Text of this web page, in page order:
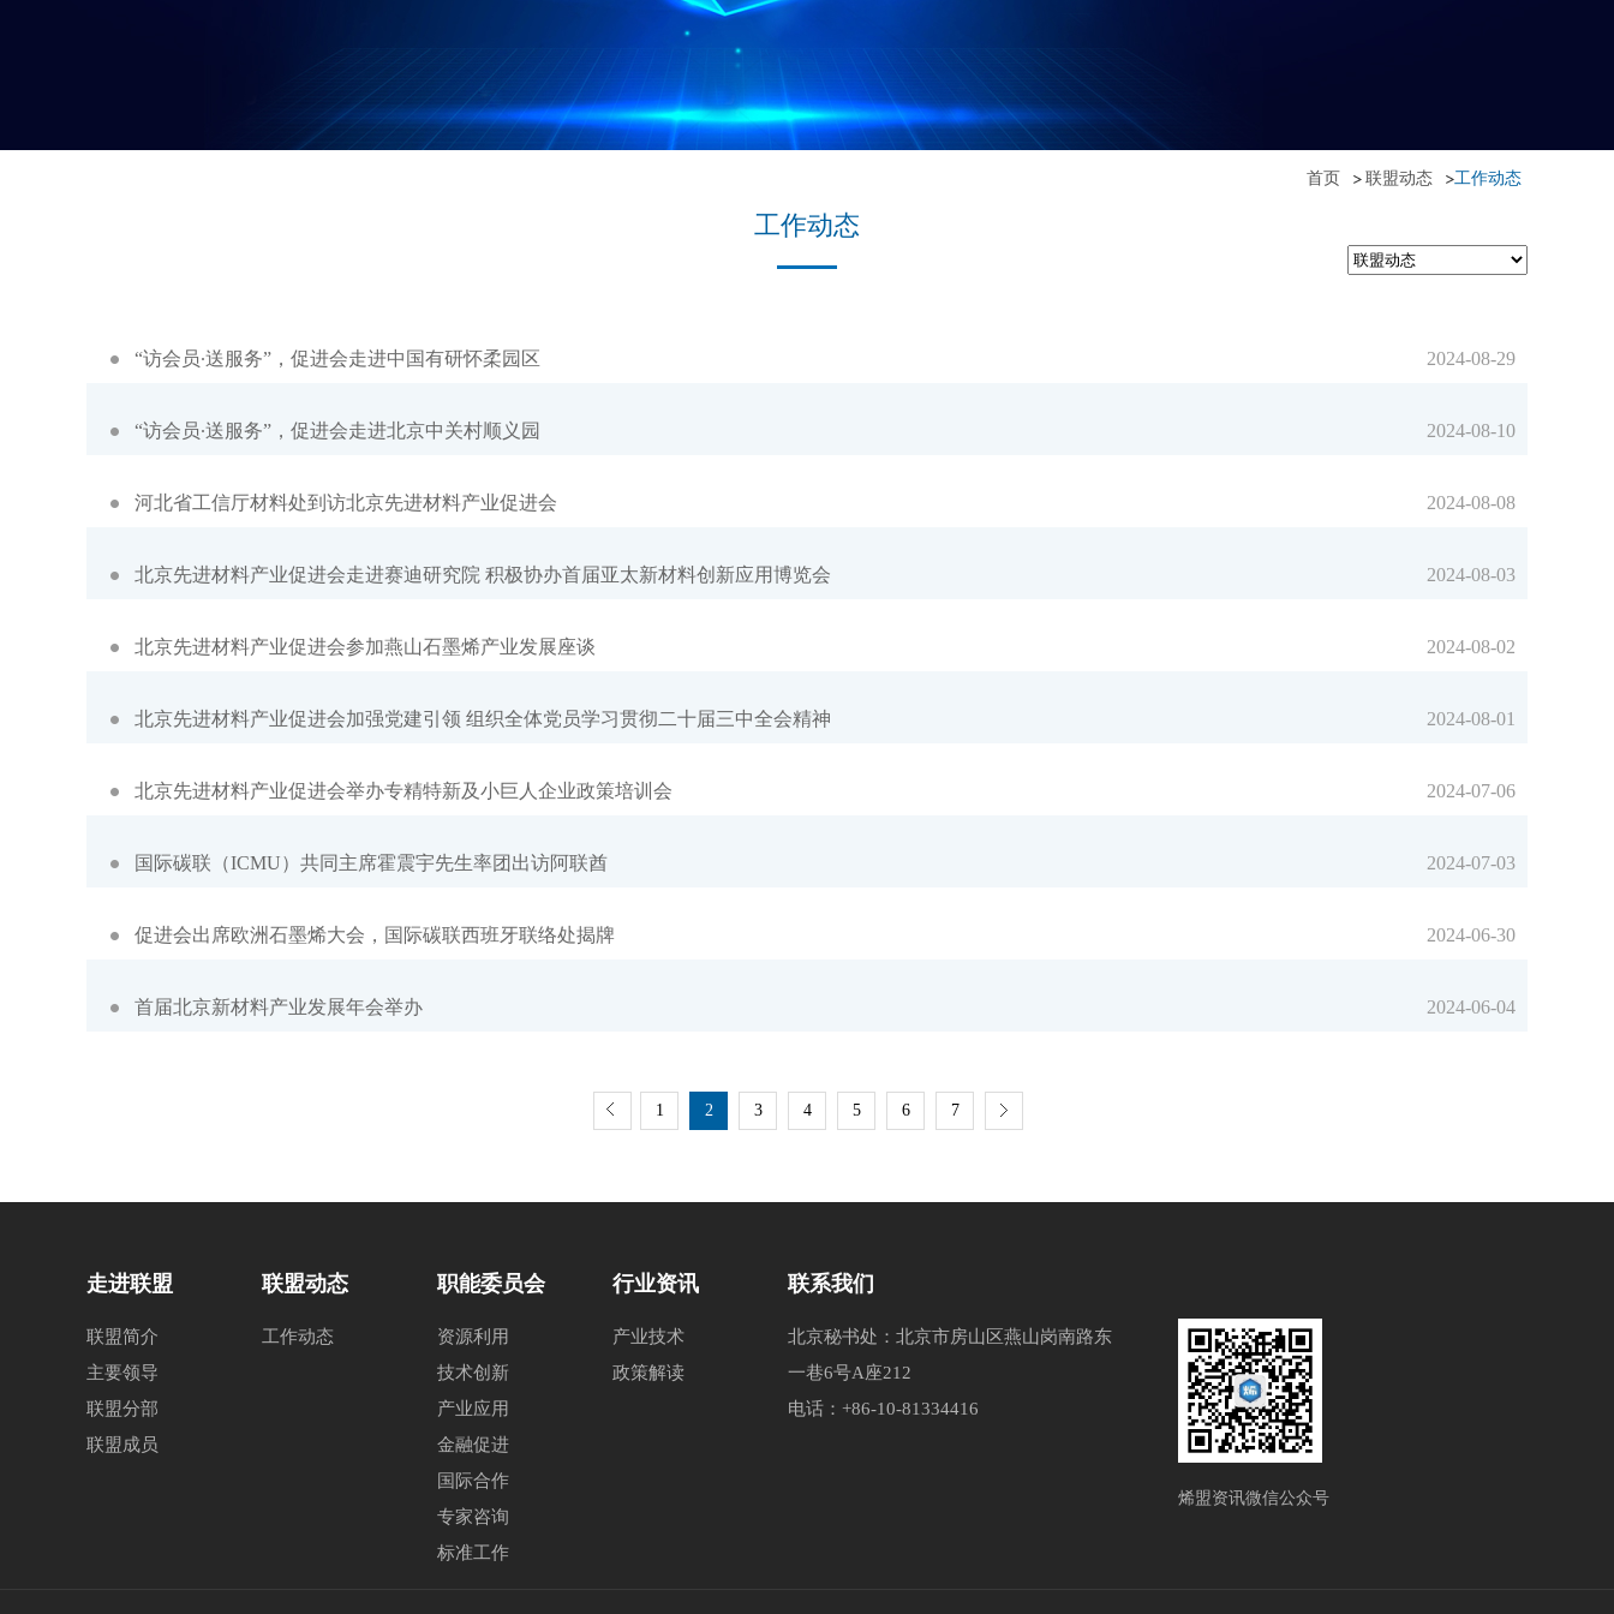
首页 联盟动态 工作动态
工作动态
2024-08-29
“访会员∙送服务”，促进会走进中国有研怀柔园区
2024-08-10
“访会员∙送服务”，促进会走进北京中关村顺义园
2024-08-08
河北省工信厅材料处到访北京先进材料产业促进会
2024-08-03
北京先进材料产业促进会走进赛迪研究院 积极协办首届亚太新材料创新应用博览会
2024-08-02
北京先进材料产业促进会参加燕山石墨烯产业发展座谈
2024-08-01
北京先进材料产业促进会加强党建引领 组织全体党员学习贯彻二十届三中全会精神
2024-07-06
北京先进材料产业促进会举办专精特新及小巨人企业政策培训会
2024-07-03
国际碳联（ICMU）共同主席霍震宇先生率团出访阿联酋
2024-06-30
促进会出席欧洲石墨烯大会，国际碳联西班牙联络处揭牌
2024-06-04
首届北京新材料产业发展年会举办
1 2 3 4 5 6 7
走进联盟
联盟简介
主要领导
联盟分部
联盟成员
联盟动态
工作动态
职能委员会
资源利用
技术创新
产业应用
金融促进
国际合作
专家咨询
标准工作
行业资讯
产业技术
政策解读
联系我们
北京秘书处：北京市房山区燕山岗南路东
一巷6号A座212
电话：+86-10-81334416
烯盟资讯微信公众号